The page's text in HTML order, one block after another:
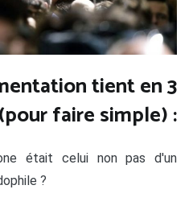
tient en 3
faire simple) :
était celui non pas d'un
?